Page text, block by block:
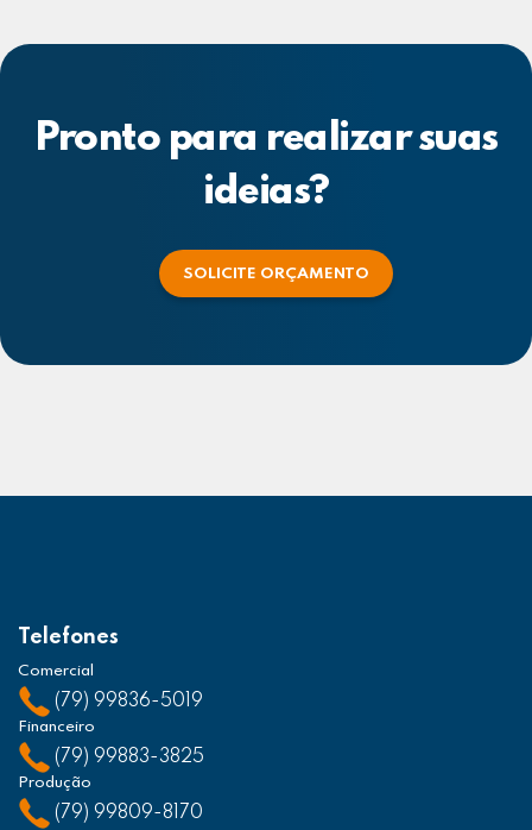
Pronto para realizar suas
ideias?
SOLICITE ORÇAMENTO
Telefones
Comercial
(79) 99836-5019
Financeiro
(79) 99883-3825
Produção
(79) 99809-8170